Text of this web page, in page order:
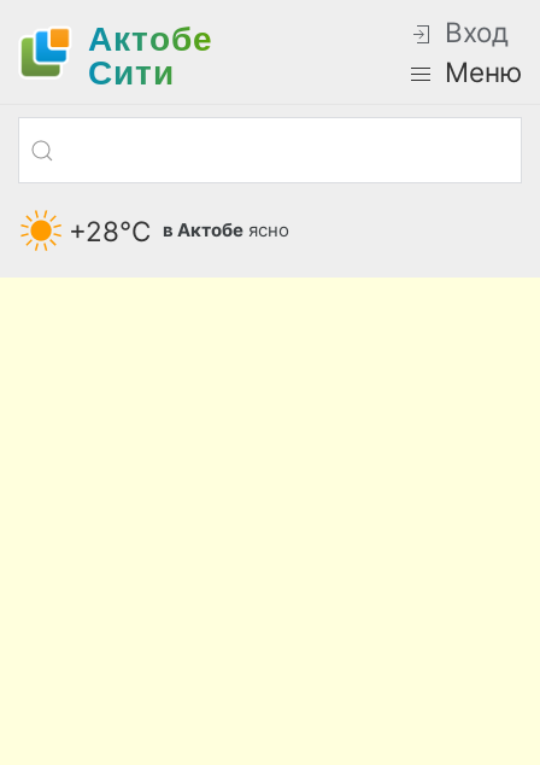
Актобе
Cити
Вход
Меню
+28°С в Актобе ясно